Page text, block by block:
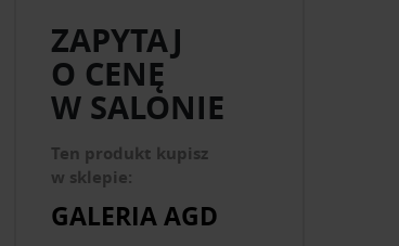
ZAPYTAJ
O CENĘ
W SALONIE
Ten produkt kupisz
w sklepie:
GALERIA AGD